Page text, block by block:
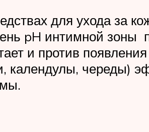
для ухода за
pH интимной зоны
и против
календулы, череды)